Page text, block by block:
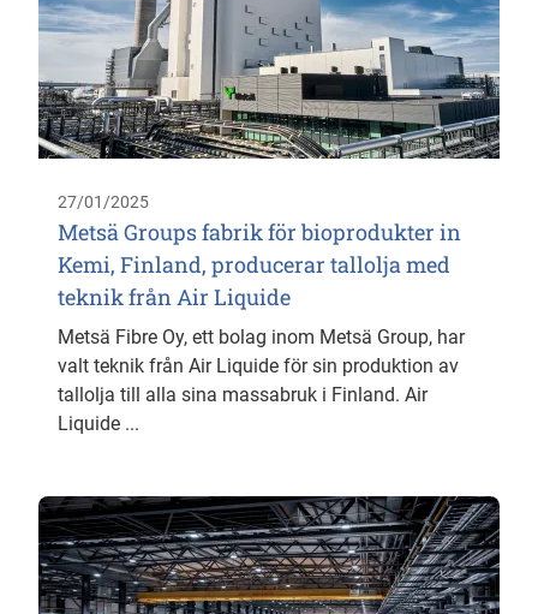
27/01/2025
Metsä Groups fabrik för bioprodukter in
Kemi, Finland, producerar tallolja med
teknik från Air Liquide
Metsä Fibre Oy, ett bolag inom Metsä Group, har
valt teknik från Air Liquide för sin produktion av
tallolja till alla sina massabruk i Finland. Air
Liquide ...